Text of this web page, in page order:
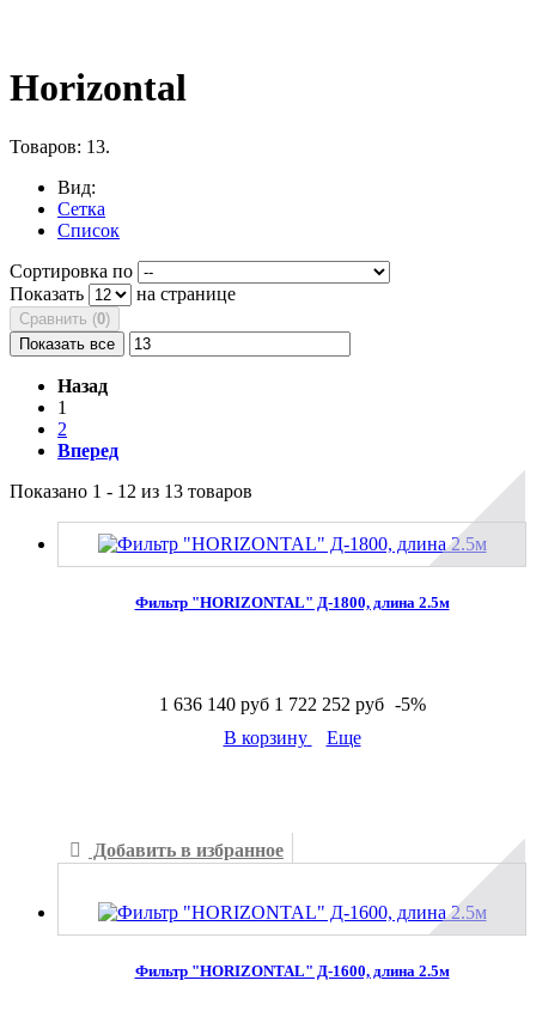
Horizontal
Товаров: 13.
Вид:
Сетка
Список
Сортировка по
Показать
на странице
Сравнить (0)
Показать все
Назад
1
2
Вперед
Показано 1 - 12 из 13 товаров
Фильтр "HORIZONTAL" Д-1800, длина 2.5м
1 636 140 руб 1 722 252 руб -5%
В корзину
Еще
Добавить в избранное
Фильтр "HORIZONTAL" Д-1600, длина 2.5м